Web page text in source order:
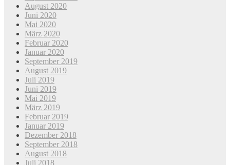
August 2020
Juni 2020
Mai 2020
März 2020
Februar 2020
Januar 2020
September 2019
August 2019
Juli 2019
Juni 2019
Mai 2019
März 2019
Februar 2019
Januar 2019
Dezember 2018
September 2018
August 2018
Juli 2018